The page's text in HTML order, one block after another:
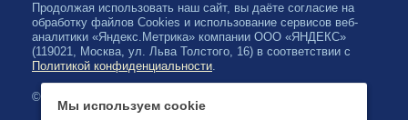
Продолжая использовать наш сайт, вы даёте согласие на
обработку файлов Cookies и использование сервисов веб-
аналитики «Яндекс.Метрика» компании ООО «ЯНДЕКС»
(119021, Москва, ул. Льва Толстого, 16) в соответствии с
Политикой конфиденциальности.
© 2026, Карельская Государственная филармония
Мы используем cookie